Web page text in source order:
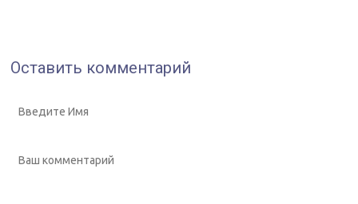
Оставить комментарий